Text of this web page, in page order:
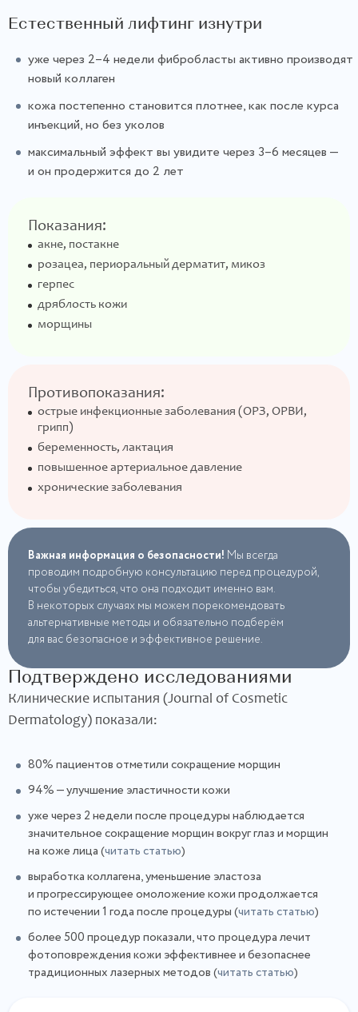
Естественный лифтинг изнутри
уже через 2–4 недели фибробласты активно производят
новый коллаген
кожа постепенно становится плотнее, как после курса
инъекций, но без уколов
максимальный эффект вы увидите через 3–6 месяцев —
и он продержится до 2 лет
Показания:
акне, постакне
розацеа, периоральный дерматит, микоз
герпес
дряблость кожи
морщины
Противопоказания:
острые инфекционные заболевания (ОРЗ, ОРВИ,
грипп)
беременность, лактация
повышенное артериальное давление
хронические заболевания
Важная информация о безопасности! Мы всегда
проводим подробную консультацию перед процедурой,
чтобы убедиться, что она подходит именно вам.
В некоторых случаях мы можем порекомендовать
альтернативные методы и обязательно подберём
для вас безопасное и эффективное решение.
Подтверждено исследованиями
Клинические испытания (Journal of Cosmetic
Dermatology) показали:
80% пациентов отметили сокращение морщин
94% — улучшение эластичности кожи
уже через 2 недели после процедуры наблюдается
значительное сокращение морщин вокруг глаз и морщин
на коже лица (читать статью)
выработка коллагена, уменьшение эластоза
и прогрессирующее омоложение кожи продолжается
по истечении 1 года после процедуры (читать статью)
более 500 процедур показали, что процедура лечит
фотоповреждения кожи эффективнее и безопаснее
традиционных лазерных методов (читать статью)